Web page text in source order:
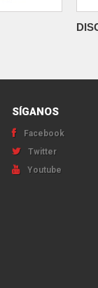
SÍGANOS
Facebook
Twitter
Youtube